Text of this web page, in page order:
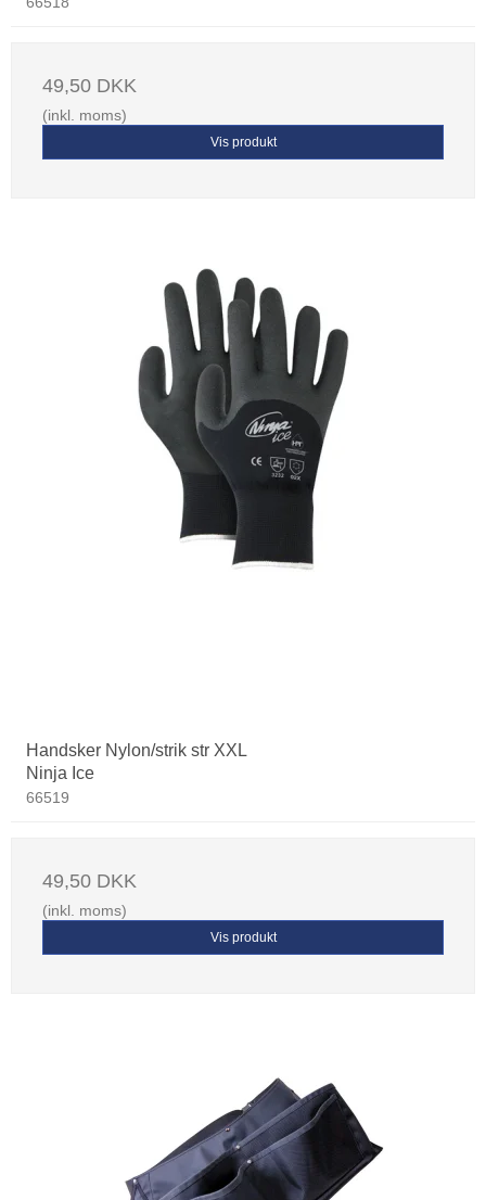
49,50 DKK
(inkl. moms)
Vis produkt
Handsker Nylon/strik str XXL
Ninja Ice
66519
49,50 DKK
(inkl. moms)
Vis produkt